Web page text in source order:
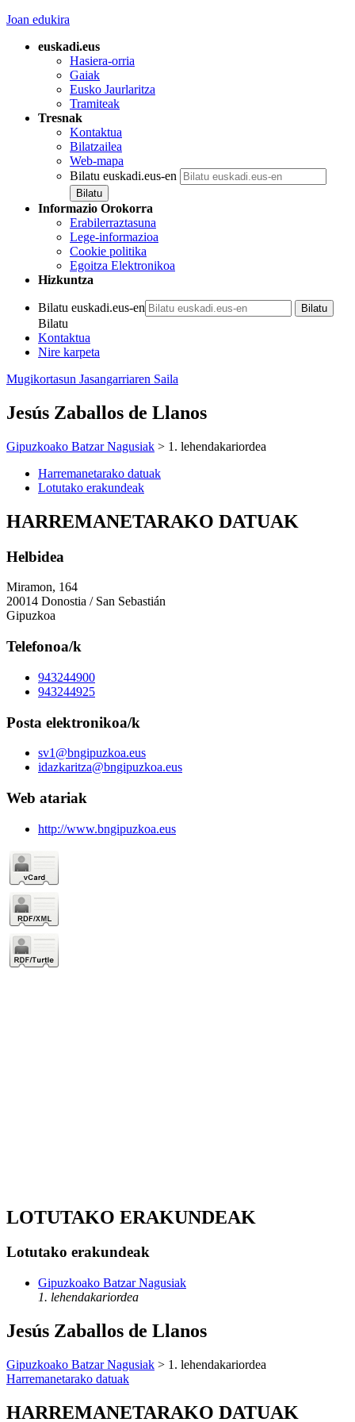
Joan edukira
euskadi.eus
Hasiera-orria
Gaiak
Eusko Jaurlaritza
Tramiteak
Tresnak
Kontaktua
Bilatzailea
Web-mapa
Bilatu euskadi.eus-en
Informazio Orokorra
Erabilerraztasuna
Lege-informazioa
Cookie politika
Egoitza Elektronikoa
Hizkuntza
Bilatu euskadi.eus-en
Bilatu
Kontaktua
Nire karpeta
Mugikortasun Jasangarriaren Saila
Jesús Zaballos de Llanos
Gipuzkoako Batzar Nagusiak > 1. lehendakariordea
Harremanetarako datuak
Lotutako erakundeak
HARREMANETARAKO DATUAK
Helbidea
Miramon, 164
20014 Donostia / San Sebastián
Gipuzkoa
Telefonoa/k
943244900
943244925
Posta elektronikoa/k
sv1@bngipuzkoa.eus
idazkaritza@bngipuzkoa.eus
Web atariak
http://www.bngipuzkoa.eus
LOTUTAKO ERAKUNDEAK
Lotutako erakundeak
Gipuzkoako Batzar Nagusiak
1. lehendakariordea
Jesús Zaballos de Llanos
Gipuzkoako Batzar Nagusiak > 1. lehendakariordea
Harremanetarako datuak
HARREMANETARAKO DATUAK